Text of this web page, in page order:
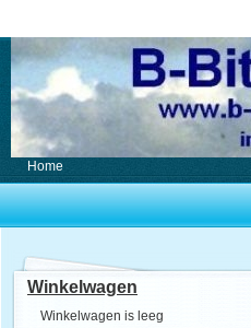
Home
Winkelwagen
Winkelwagen is leeg